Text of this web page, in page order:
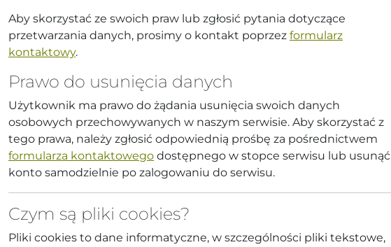
Aby skorzystać ze swoich praw lub zgłosić pytania dotyczące
przetwarzania danych, prosimy o kontakt poprzez formularz
kontaktowy.
Prawo do usunięcia danych
Użytkownik ma prawo do żądania usunięcia swoich danych
osobowych przechowywanych w naszym serwisie. Aby skorzystać z
tego prawa, należy zgłosić odpowiednią prośbę za pośrednictwem
formularza kontaktowego dostępnego w stopce serwisu lub usunąć
konto samodzielnie po zalogowaniu do serwisu.
Czym są pliki cookies?
Pliki cookies to dane informatyczne, w szczególności pliki tekstowe,